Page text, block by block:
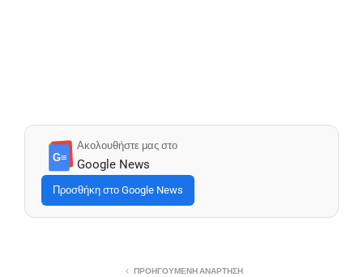
G≡
Ακολουθήστε μας στο
Google News
Προσθήκη στο Google News
ΠΡΟΗΓΟΎΜΕΝΗ ΑΝΆΡΤΗΣΗ